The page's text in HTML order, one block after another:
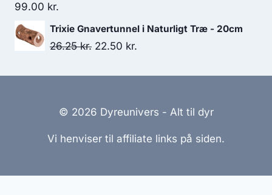
99.00 kr.
Trixie Gnavertunnel i Naturligt Træ - 20cm
26.25kr. Den
26.25 kr..
22.50 kr.
22.50 kr..
© 2026 Dyreunivers - Alt til dyr
Vi henviser til affiliate links på siden.